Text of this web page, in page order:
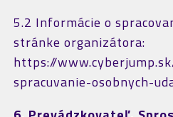
5.2 Informácie o
stránke organizátora:
https://
spracuvanie-osobnych-